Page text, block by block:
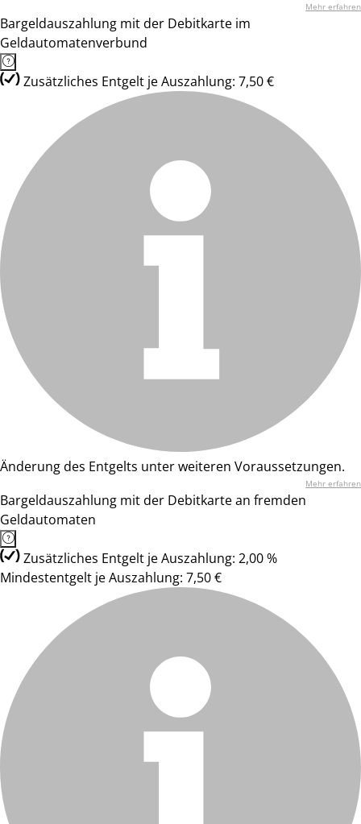
Mehr erfahren
Bargeldauszahlung mit der Debitkarte im
Geldautomatenverbund
Zusätzliches Entgelt je Auszahlung: 7,50 €
Änderung des Entgelts unter weiteren Voraussetzungen.
Mehr erfahren
Bargeldauszahlung mit der Debitkarte an fremden
Geldautomaten
Zusätzliches Entgelt je Auszahlung: 2,00 %
Mindestentgelt je Auszahlung: 7,50 €